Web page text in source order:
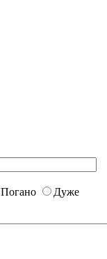
Погано
Дуже